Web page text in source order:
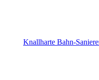
Knallharte Bahn-